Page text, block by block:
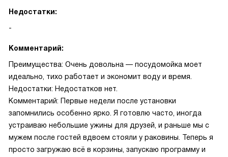
Недостатки:
-
Комментарий:
Преимущества: Очень довольна — посудомойка моет
идеально, тихо работает и экономит воду и время.
Недостатки: Недостатков нет.
Комментарий: Первые недели после установки
запомнились особенно ярко. Я готовлю часто, иногда
устраиваю небольшие ужины для друзей, и раньше мы с
мужем после гостей вдвоем стояли у раковины. Теперь я
просто загружаю всё в корзины, запускаю программу и